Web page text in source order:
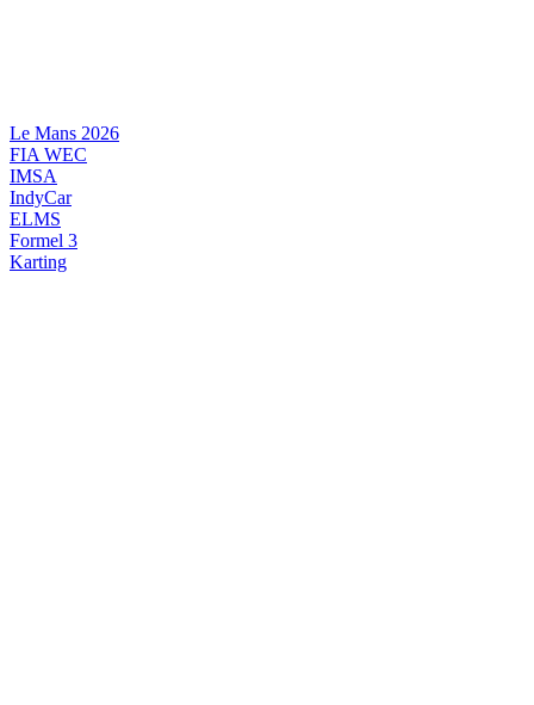
Le Mans 2026
FIA WEC
IMSA
IndyCar
ELMS
Formel 3
Karting